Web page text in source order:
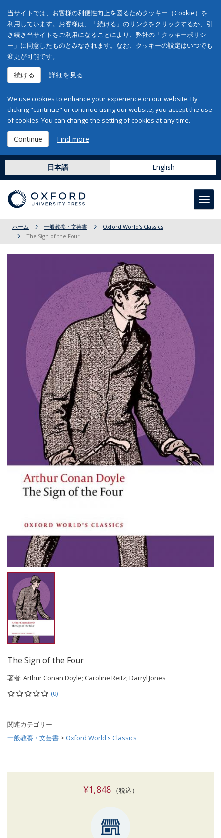
当サイトでは、お客様の利便性向上を図るためクッキー（Cookie）を
利用しています。お客様は、「続ける」のリンクをクリックするか、引
き続き当サイトをご利用になることにより、弊社の「クッキーポリシ
ー」に同意したものとみなされます。なお、クッキーの設定はいつでも
変更が可能です。
続ける 詳細を見る
We use cookies to enhance your experience on our website. By
clicking "continue" or continue using our website, you accept the use
of cookies. You can change the setting of cookies at any time.
Continue Find more
日本語 English
ホーム 一般教養・文芸書
Oxford World's Classics
The Sign of the Four
The Sign of the Four
著者: Arthur Conan Doyle; Caroline Reitz; Darryl Jones
(0)
関連カテゴリー
一般教養・文芸書 > Oxford World's Classics
¥1,848（税込）